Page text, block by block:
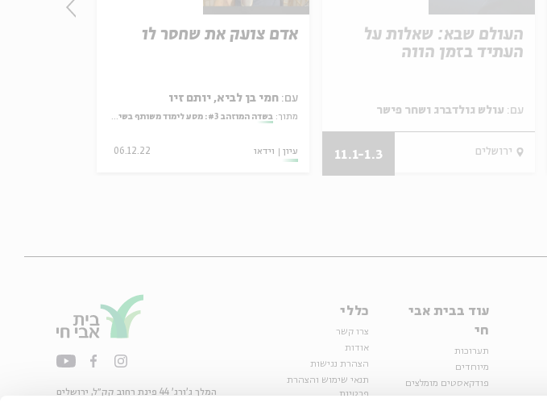
אדם צועק את שחסר לו
עם: חמי בן לביא, יותם זיו
מתוך: בשדה המוזהב #3: מסע לימוד משותף בשיריו והגותו של מאיר אריאל
עיון וידאו 06.12.22
העולם שבא: שאלות על
העתיד בזמן הווה
עם: עולש גולדברג ושחר פישר
ירושלים 11.1-1.3
עוד בבית אבי
חי
תערוכות
מיוחדים
פודקאסטים מומלצים
כללי
צרו קשר
אודות
הצהרת נגישות
תנאי שימוש והצהרת
פרטיות
המלך ג'ורג' 44 פינת רחוב קק״ל, ירושלים